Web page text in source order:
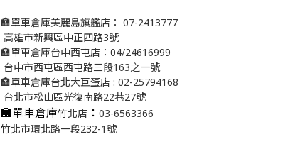
🏣單車倉庫美麗島旗艦店： 07-2413777
高雄市新興區中正四路3號
🏣單車倉庫台中西屯店：04/24616999
台中市西屯區西屯路三段163之一號
🏣單車倉庫台北大巨蛋店 : 02-25794168
台北市松山區光復南路22巷27號
🏣單車倉庫竹北店 ： 03-6563366
竹北市環北路一段232-1號